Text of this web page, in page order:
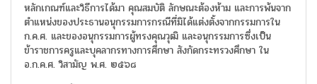
หลักเกณฑ์และวิธีการได้มา คุณสมบัติ ลักษณะต้องห้าม และการพ้นจาก
ตำแหน่งของประธานอนุกรรมการกรณีที่มิได้แต่งตั้งจากกรรมการใน
ก.ค.ศ. และของอนุกรรมการผู้ทรงคุณวุฒิ และอนุกรรมการซึ่งเป็น
ข้าราชการครูและบุคลากรทางการศึกษา สังกัดกระทรวงศึกษา ใน
อ.ก.ค.ศ. วิสามัญ พ.ศ. ๒๕๖๘